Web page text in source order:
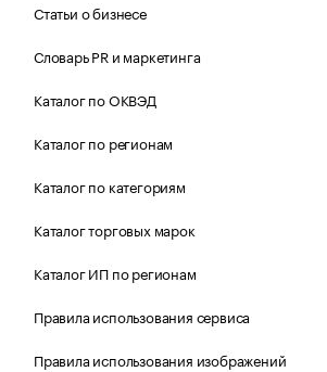
Статьи о бизнесе
Словарь PR и маркетинга
Каталог по ОКВЭД
Каталог по регионам
Каталог по категориям
Каталог торговых марок
Каталог ИП по регионам
Правила использования сервиса
Правила использования изображений